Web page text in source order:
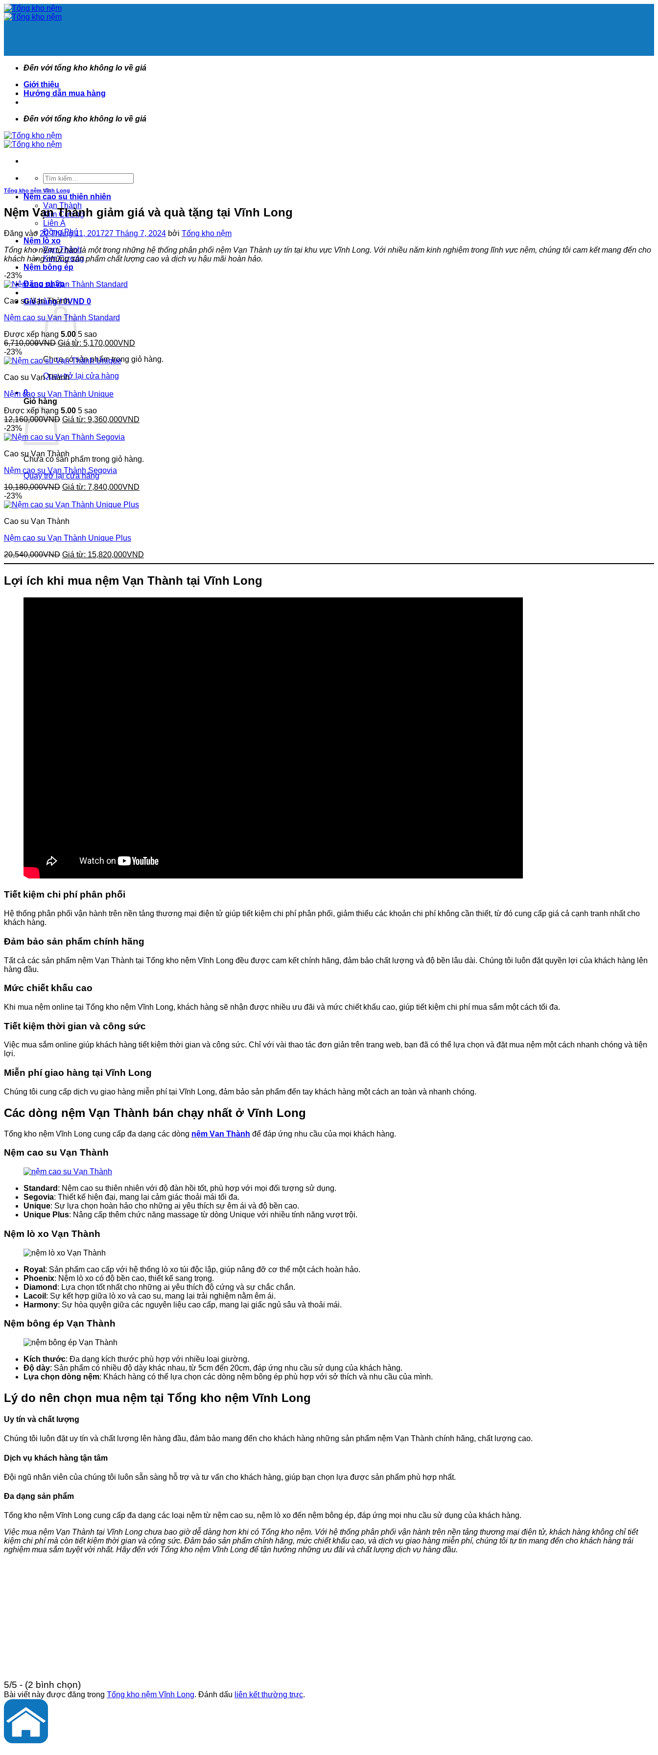
Bỏ
qua
Đến với tổng kho không lo về giá
Giới thiệu
Hướng dẫn mua hàng
Đến với tổng kho không lo về giá
Tìm
kiếm:
Nệm cao su thiên nhiên
Vạn Thành
Kim Cương
Liên Á
Đồng Phú
Nệm lò xo
Vạn Thành
Kim Cương
Nệm bông ép
Đăng nhập
Giỏ hàng /0VND 0
Chưa có sản phẩm trong giỏ hàng.
Quay trở lại cửa hàng
0
Giỏ hàng
Chưa có sản phẩm trong giỏ hàng.
Quay trở lại cửa hàng
Tổng kho nệm Vĩnh Long
Nệm Vạn Thành giảm giá và quà tặng tại Vĩnh Long
Đăng vào 20 Tháng 11, 201727 Tháng 7, 2024 bởi Tổng kho nệm
Tổng kho nệm tự hào là một trong những hệ thống phân phối nệm Vạn Thành uy tín tại khu vực Vĩnh Long. Với nhiều năm kinh nghiệm trong lĩnh vực nệm, chúng tôi cam kết mang đến cho
khách hàng những sản phẩm chất lượng cao và dịch vụ hậu mãi hoàn hảo.
-23%
Cao su Vạn Thành
Nệm cao su Vạn Thành Standard
Được xếp hạng 5.00 5 sao
6,710,000VND Giá từ: 5,170,000VND
-23%
Cao su Vạn Thành
Nệm cao su Vạn Thành Unique
Được xếp hạng 5.00 5 sao
12,160,000VND Giá từ: 9,360,000VND
-23%
Cao su Vạn Thành
Nệm cao su Vạn Thành Segovia
10,180,000VND Giá từ: 7,840,000VND
-23%
Cao su Vạn Thành
Nệm cao su Vạn Thành Unique Plus
20,540,000VND Giá từ: 15,820,000VND
Lợi ích khi mua nệm Vạn Thành tại Vĩnh Long
Tiết kiệm chi phí phân phối
Hệ thống phân phối vận hành trên nền tảng thương mại điện tử giúp tiết kiệm chi phí phân phối, giảm thiểu các khoản chi phí không cần thiết, từ đó cung cấp giá cả cạnh tranh nhất cho
khách hàng.
Đảm bảo sản phẩm chính hãng
Tất cả các sản phẩm nệm Vạn Thành tại Tổng kho nệm Vĩnh Long đều được cam kết chính hãng, đảm bảo chất lượng và độ bền lâu dài. Chúng tôi luôn đặt quyền lợi của khách hàng lên
hàng đầu.
Mức chiết khấu cao
Khi mua nệm online tại Tổng kho nệm Vĩnh Long, khách hàng sẽ nhận được nhiều ưu đãi và mức chiết khấu cao, giúp tiết kiệm chi phí mua sắm một cách tối đa.
Tiết kiệm thời gian và công sức
Việc mua sắm online giúp khách hàng tiết kiệm thời gian và công sức. Chỉ với vài thao tác đơn giản trên trang web, bạn đã có thể lựa chọn và đặt mua nệm một cách nhanh chóng và tiện
lợi.
Miễn phí giao hàng tại Vĩnh Long
Chúng tôi cung cấp dịch vụ giao hàng miễn phí tại Vĩnh Long, đảm bảo sản phẩm đến tay khách hàng một cách an toàn và nhanh chóng.
Các dòng nệm Vạn Thành bán chạy nhất ở Vĩnh Long
Tổng kho nệm Vĩnh Long cung cấp đa dạng các dòng nệm Vạn Thành để đáp ứng nhu cầu của mọi khách hàng.
Nệm cao su Vạn Thành
Standard : Nệm cao su thiên nhiên với độ đàn hồi tốt, phù hợp với mọi đối tượng sử dụng.
Segovia: Thiết kế hiện đại, mang lại cảm giác thoải mái tối đa.
Unique: Sự lựa chọn hoàn hảo cho những ai yêu thích sự êm ái và độ bền cao.
Unique Plus: Nâng cấp thêm chức năng massage từ dòng Unique với nhiều tính năng vượt trội.
Nệm lò xo Vạn Thành
Royal : Sản phẩm cao cấp với hệ thống lò xo túi độc lập, giúp nâng đỡ cơ thể một cách hoàn hảo.
Phoenix: Nệm lò xo có độ bền cao, thiết kế sang trọng.
Diamond : Lựa chọn tốt nhất cho những ai yêu thích độ cứng và sự chắc chắn.
Lacoil : Sự kết hợp giữa lò xo và cao su, mang lại trải nghiệm nằm êm ái.
Harmony: Sự hòa quyện giữa các nguyên liệu cao cấp, mang lại giấc ngủ sâu và thoải mái.
Nệm bông ép Vạn Thành
Kích thước: Đa dạng kích thước phù hợp với nhiều loại giường.
Độ dày: Sản phẩm có nhiều độ dày khác nhau, từ 5cm đến 20cm, đáp ứng nhu cầu sử dụng của khách hàng.
Lựa chọn dòng nệm: Khách hàng có thể lựa chọn các dòng nệm bông ép phù hợp với sở thích và nhu cầu của mình.
Lý do nên chọn mua nệm tại Tổng kho nệm Vĩnh Long
Uy tín và chất lượng
Chúng tôi luôn đặt uy tín và chất lượng lên hàng đầu, đảm bảo mang đến cho khách hàng những sản phẩm nệm Vạn Thành chính hãng, chất lượng cao.
Dịch vụ khách hàng tận tâm
Đội ngũ nhân viên của chúng tôi luôn sẵn sàng hỗ trợ và tư vấn cho khách hàng, giúp bạn chọn lựa được sản phẩm phù hợp nhất.
Đa dạng sản phẩm
Tổng kho nệm Vĩnh Long cung cấp đa dạng các loại nệm từ nệm cao su, nệm lò xo đến nệm bông ép, đáp ứng mọi nhu cầu sử dụng của khách hàng.
Việc mua nệm Vạn Thành tại Vĩnh Long chưa bao giờ dễ dàng hơn khi có Tổng kho nệm. Với hệ thống phân phối vận hành trên nền tảng thương mại điện tử, khách hàng không chỉ tiết
kiệm chi phí mà còn tiết kiệm thời gian và công sức. Đảm bảo sản phẩm chính hãng, mức chiết khấu cao, và dịch vụ giao hàng miễn phí, chúng tôi tự tin mang đến cho khách hàng trải
nghiệm mua sắm tuyệt vời nhất. Hãy đến với Tổng kho nệm Vĩnh Long để tận hưởng những ưu đãi và chất lượng dịch vụ hàng đầu.
5/5 - (2 bình chọn)
Bài viết này được đăng trong Tổng kho nệm Vĩnh Long. Đánh dấu liên kết thường trực.